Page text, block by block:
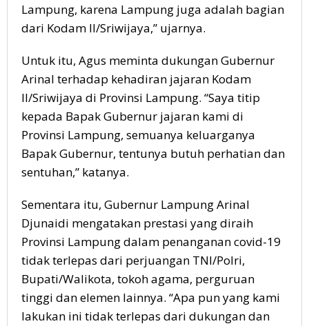
Lampung, karena Lampung juga adalah bagian
dari Kodam II/Sriwijaya,” ujarnya.
Untuk itu, Agus meminta dukungan Gubernur
Arinal terhadap kehadiran jajaran Kodam
II/Sriwijaya di Provinsi Lampung. “Saya titip
kepada Bapak Gubernur jajaran kami di
Provinsi Lampung, semuanya keluarganya
Bapak Gubernur, tentunya butuh perhatian dan
sentuhan,” katanya.
Sementara itu, Gubernur Lampung Arinal
Djunaidi mengatakan prestasi yang diraih
Provinsi Lampung dalam penanganan covid-19
tidak terlepas dari perjuangan TNI/Polri,
Bupati/Walikota, tokoh agama, perguruan
tinggi dan elemen lainnya. “Apa pun yang kami
lakukan ini tidak terlepas dari dukungan dan